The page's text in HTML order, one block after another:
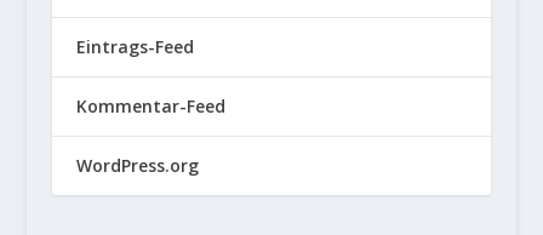
Eintrags-Feed
Kommentar-Feed
WordPress.org